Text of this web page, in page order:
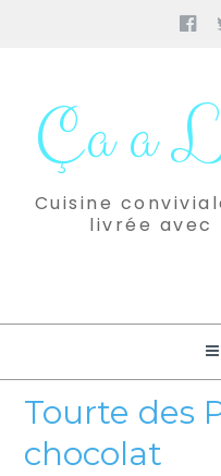
contenuÇa a
Cuisine
livrée avec
Tourte des
chocolat